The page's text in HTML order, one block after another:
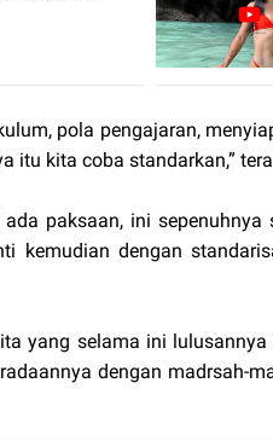
pola pengajaran,
itu kita coba standarkan,”
paksaan, ini sepenuhnya
kemudian dengan
yang selama ini
dengan madrsah-